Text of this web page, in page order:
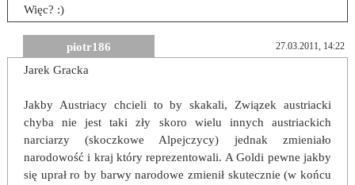
Więc? :)
piotr186 27.03.2011, 14:22
Jarek Gracka
Jakby Austriacy chcieli to by skakali, Związek austriacki
chyba nie jest taki zły skoro wielu innych austriackich
narciarzy (skoczkowe Alpejczycy) jednak zmieniało
narodowość i kraj który reprezentowali. A Goldi pewne jakby
się uprał ro by barwy narodowe zmienił skutecznie (w końcu